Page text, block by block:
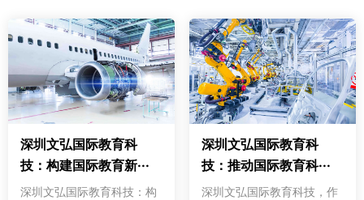
深圳文弘国际教育科
技：构建国际教育新···
深圳文弘国际教育科技：构
深圳文弘国际教育科
技：推动国际教育科···
深圳文弘国际教育科技，作